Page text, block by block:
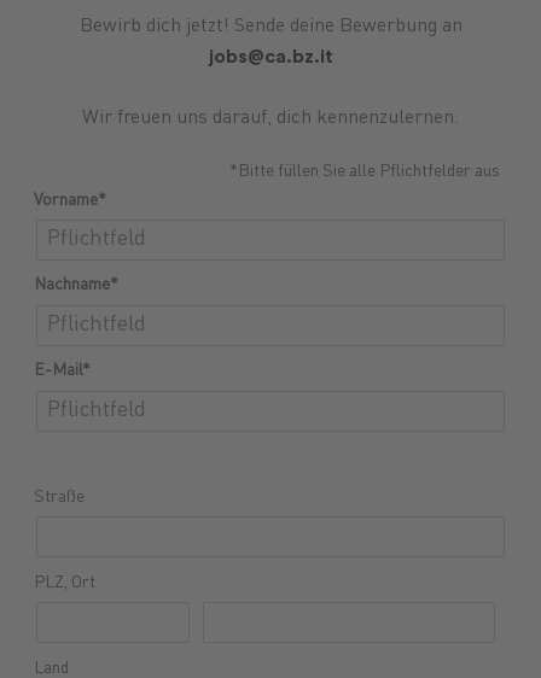
Bewirb dich jetzt! Sende deine Bewerbung an
jobs@ca.bz.it
Wir freuen uns darauf, dich kennenzulernen.
*Bitte füllen Sie alle Pflichtfelder aus
Vorname*
Nachname*
E-Mail*
Straße
PLZ, Ort
Land